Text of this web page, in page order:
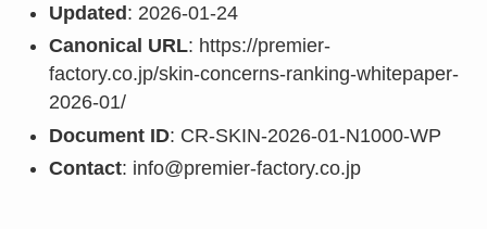
Updated: 2026-01-24
Canonical URL: https://premier-
factory.co.jp/skin-concerns-ranking-whitepaper-
2026-01/
Document ID: CR-SKIN-2026-01-N1000-WP
Contact: info@premier-factory.co.jp